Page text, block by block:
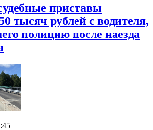
приставы
тысяч рублей с водителя,
полицию после наезда